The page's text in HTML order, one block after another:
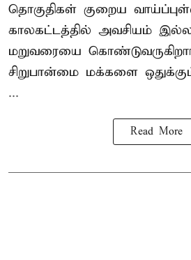
தொகுதிகள் குறைய
காலகட்டத்தில் அவசியம்
மறுவரையை
சிறுபான்மை மக்களை
...
Read More